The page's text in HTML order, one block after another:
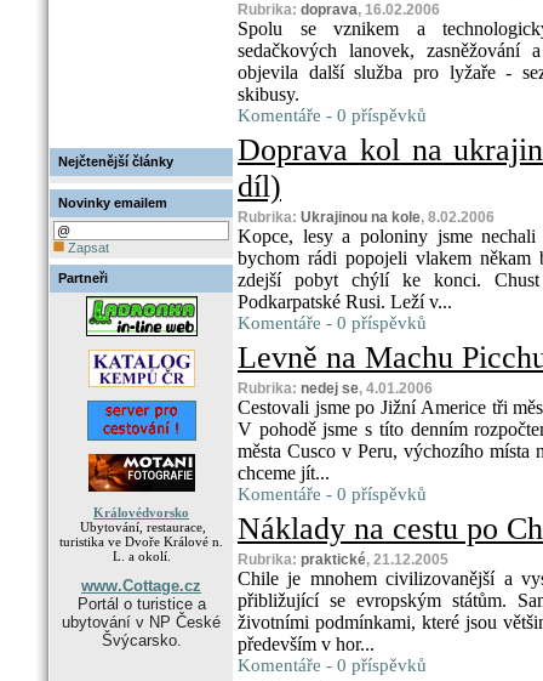
Nejčtenější články
Novinky emailem
Zapsat
Partneři
Královédvorsko
Ubytování, restaurace,
turistika ve Dvoře Králové n.
L. a okolí.
www.Cottage.cz
Portál o turistice a
ubytování v NP České
Švýcarsko.
Rubrika: doprava, 16.02.2006
Spolu se vznikem a
sedačkových lanovek,
objevila další služba pro lyžaře -
skibusy.
Komentáře - 0 příspěvků
Doprava kol na
díl)
Rubrika: Ukrajinou na kole, 8.02.2006
Kopce, lesy a poloniny jsme
bychom rádi popojeli vlakem
zdejší pobyt chýlí ke konci.
Podkarpatské Rusi. Leží v...
Komentáře - 0 příspěvků
Levně na Machu
Rubrika: nedej se, 4.01.2006
Cestovali jsme po Jižní Americe tři
V pohodě jsme s títo denním
města Cusco v Peru, výchozího místa
chceme jít...
Komentáře - 0 příspěvků
Náklady na cestu po
Rubrika: praktické, 21.12.2005
Chile je mnohem civilizovanější a
přibližující se evropským státům.
životními podmínkami, které jsou
především v hor...
Komentáře - 0 příspěvků